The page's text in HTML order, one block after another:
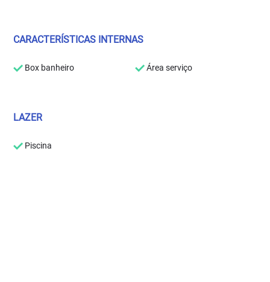
CARACTERÍSTICAS INTERNAS
Box banheiro Área serviço
LAZER
Piscina